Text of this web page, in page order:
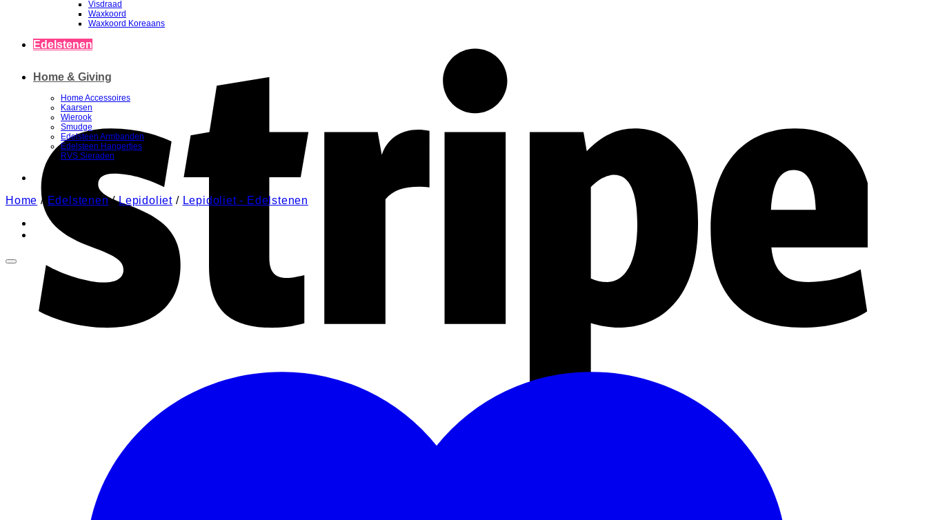
Visdraad
Waxkoord
Waxkoord Koreaans
Edelstenen
Home & Giving
Home Accessoires
Kaarsen
Wierook
Smudge
Edelsteen Armbanden
Edelsteen Hangertjes
RVS Sieraden
Home / Edelstenen / Lepidoliet / Lepidoliet - Edelstenen